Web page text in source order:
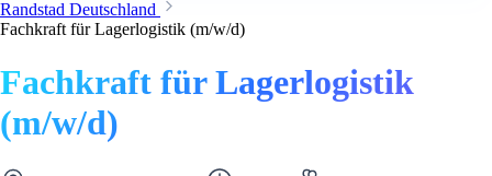
Randstad Deutschland
Fachkraft für Lagerlogistik (m/w/d)
Fachkraft für Lagerlogistik
(m/w/d)